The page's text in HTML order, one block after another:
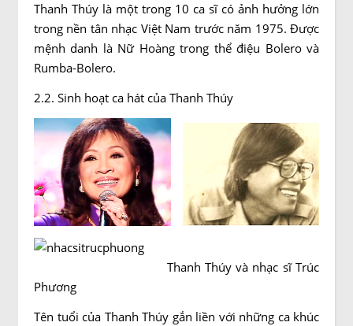
Thanh Thúy là một trong 10 ca sĩ có ảnh hưởng lớn
trong nền tân nhạc Việt Nam trước năm 1975. Được
mệnh danh là Nữ Hoàng trong thể điệu Bolero và
Rumba-Bolero.
2.2. Sinh hoạt ca hát của Thanh Thúy
Thanh Thúy và nhạc sĩ Trúc
Phương
Tên tuổi của Thanh Thúy gắn liền với những ca khúc